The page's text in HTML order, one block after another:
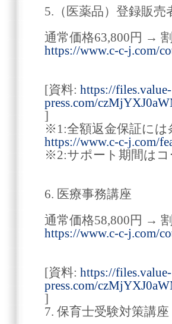
5.（医薬品）登録販売
通常価格63,800円 →
https://www.c-c-j.com/
[資料: https://files.value-
press.com/
]
※1:全額返金保証に
https://www.c-c-j.com/
※2:サポート期間は
6. 医療事務講座
通常価格58,800円 →
https://www.c-c-j.com/
[資料: https://files.value-
press.com/
]
7. 保育士受験対策講座